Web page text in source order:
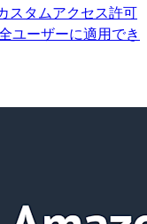
スタムアクセス許可
ユーザーに適用でき